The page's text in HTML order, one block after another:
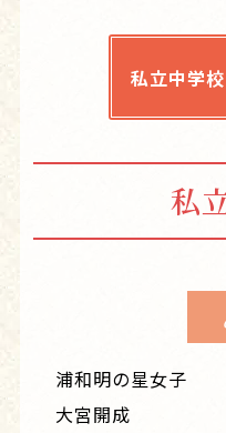
私立中学校
私
浦和明の星女子
大宮開成